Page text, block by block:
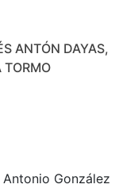
ANTÓN DAYAS,
TORMO
González